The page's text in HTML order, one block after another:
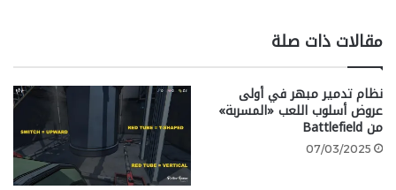
كان هناك عددًا من الجنود يسيروا على الأقدام لتقديم الدعم،
لكن العديد منهم وقعوا في تبادل إطلاق النار، وفي النهاية،
تم هزيمة دبابة العدو في معركة 2 ضد 1.
يشار إلى أن لعبة Battlefield
سيتم الكشف عنها في الصيف
، وقد حصلنا في الفترة الماضية علىتسريبات حول
مقالات ذات صلة
نظام تدمير مبهر في أولى
عروض أسلوب اللعب «المسربة»
من Battlefield
07/03/2025